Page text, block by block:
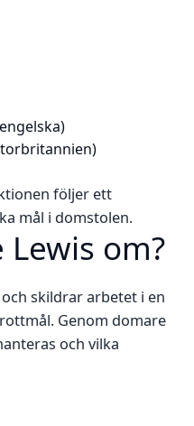
följer ett
mål i domstolen.
om?
skildrar arbetet i en
Genom domare
och vilka